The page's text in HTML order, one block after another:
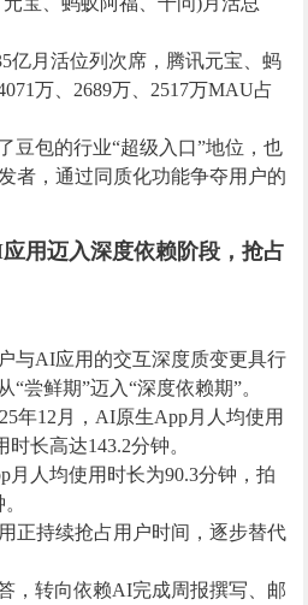
亿月活位列次席，腾讯元宝、蚂
万、2689万、2517万MAU占
豆包的行业“超级入口”地位，也
者，通过同质化功能争夺用户的
用迈入深度依赖阶段，抢占
与AI应用的交互深度质变更具行
尝鲜期”迈入“深度依赖期”。
年12月，AI原生App月人均使用
长高达143.2分钟。
月人均使用时长为90.3分钟，拍
正持续抢占用户时间，逐步替代
，转向依赖AI完成周报撰写、邮